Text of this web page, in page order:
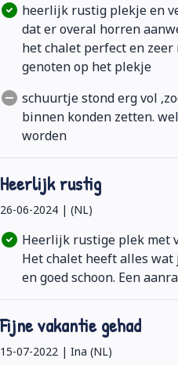
heerlijk rustig plekje en
dat er overal horren
het chalet perfect en
genoten op het plekje
schuurtje stond erg vol
binnen konden zetten.
worden
Heerlijk rustig
26-06-2024 | (NL)
Heerlijk rustige plek met
Het chalet heeft alles
en goed schoon. Een
Fijne vakantie gehad
15-07-2022 | Ina (NL)